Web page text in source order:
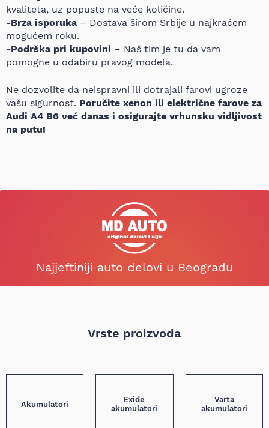
kvaliteta, uz popuste na veće količine.
-Brza isporuka– Dostava širom Srbije u najkraćem
mogućem roku.
-Podrška pri kupovini – Naš tim je tu da vam
pomogne u odabiru pravog modela.
Ne dozvolite da neispravni ili dotrajali farovi ugroze
vašu sigurnost. Poručite xenon ili električne farove za
Audi A4 B6 već danas i osigurajte vrhunsku vidljivost
na putu!
Najjeftiniji auto delovi u Beogradu
Vrste proizvoda
Akumulatori
Exide
akumulatori
Varta
akumulatori